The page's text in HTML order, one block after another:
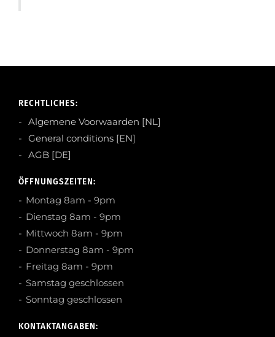
RECHTLICHES:
Algemene Voorwaarden [NL]
General conditions [EN]
AGB [DE]
ÖFFNUNGSZEITEN:
Montag 8am - 9pm
Dienstag 8am - 9pm
Mittwoch 8am - 9pm
Donnerstag 8am - 9pm
Freitag 8am - 9pm
Samstag geschlossen
Sonntag geschlossen
KONTAKTANGABEN: